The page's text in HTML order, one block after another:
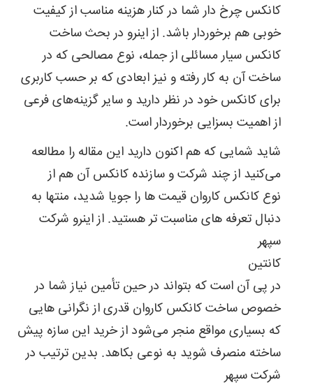
کانکس چرخ دار شما در کنار هزینه مناسب از کیفیت
خوبی هم برخوردار باشد. از اینرو در بحث ساخت
کانکس سیار مسائلی از جمله، نوع مصالحی که در
ساخت آن به کار رفته و نیز ابعادی که بر حسب کاربری
برای کانکس خود در نظر دارید و سایر گزینه‌های فرعی
از اهمیت بسزایی برخوردار است.
شاید شمایی که هم اکنون دارید این مقاله را مطالعه
می‌کنید از چند شرکت و سازنده کانکس آن هم از
نوع کانکس کاروان قیمت ها را جویا شدید، منتها به
دنبال تعرفه های مناسبت تر هستید. از اینرو شرکت
سپهر
کانتین
در پی آن است که بتواند در حین تأمین نیاز شما در
خصوص ساخت کانکس کاروان قدری از نگرانی هایی
که بسیاری مواقع منجر می‌شود از خرید این سازه پیش
ساخته منصرف شوید به نوعی بکاهد. بدین ترتیب در
شرکت سپهر